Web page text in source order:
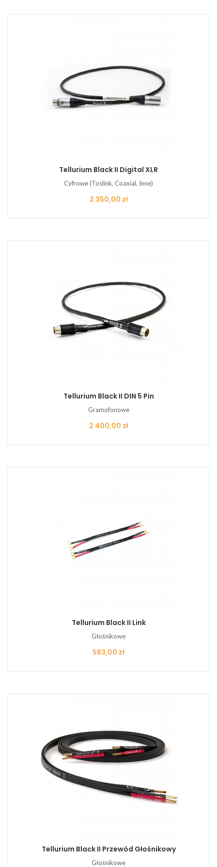
Tellurium Black II Digital XLR
Cyfrowe (Toslink, Coaxial, Inne)
Cena
2 350,00 zł
Tellurium Black II DIN 5 Pin
Gramofonowe
Cena
2 400,00 zł
Tellurium Black II Link
Głośnikowe
Cena
583,00 zł
Tellurium Black II Przewód Głośnikowy
Głośnikowe